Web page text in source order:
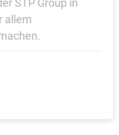
STP Group in
allem